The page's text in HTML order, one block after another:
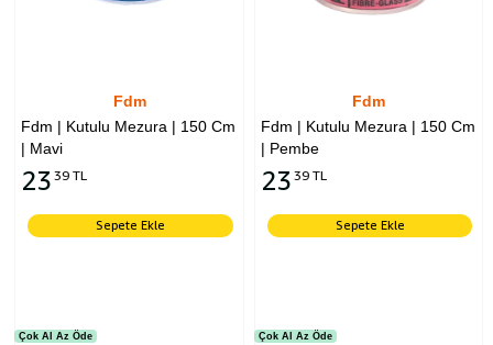
Fdm
Fdm | Kutulu Mezura | 150 Cm
| Mavi
23 39 TL
Sepete Ekle
Çok Al Az Öde
Fdm
Fdm | Kutulu Mezura | 150 Cm
| Pembe
23 39 TL
Sepete Ekle
Çok Al Az Öde